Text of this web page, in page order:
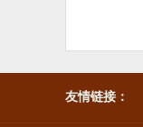
友情链接：